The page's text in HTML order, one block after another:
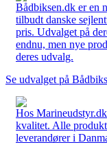
Bådbiksen.dk er en
tilbudt danske
pris. Udvalget på
endnu, men nye
deres udvalg.
Se udvalget på
Hos
kvalitet. Alle
leverandører i